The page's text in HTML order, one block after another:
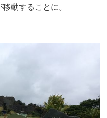
動することに。